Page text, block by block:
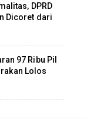
DPRD
Dicoret dari
97 Ribu Pil
Lolos